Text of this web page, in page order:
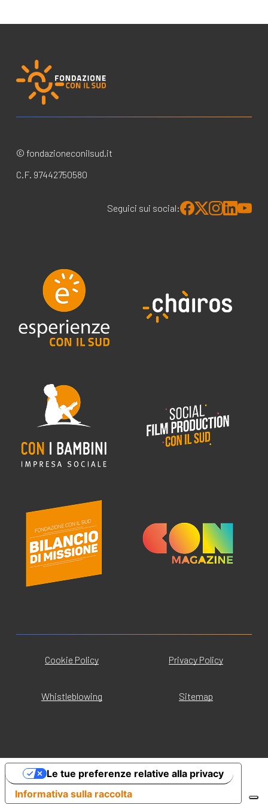
© fondazioneconilsud.it
C.F. 97442750580
Seguici sui social:
Cookie Policy Privacy Policy
Whistleblowing Sitemap
Informativa sulla raccolta
Le tue preferenze relative alla privacy